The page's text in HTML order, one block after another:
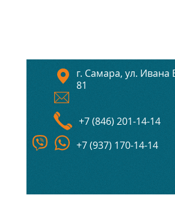
г. Самара, ул. Ивана
81
+7 (846) 201-14-14
+7 (937) 170-14-14